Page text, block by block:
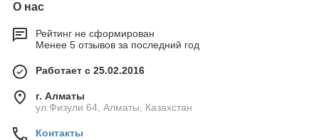
О нас
Рейтинг не сформирован
Менее 5 отзывов за последний год
Работает с 25.02.2016
г. Алматы
ул.Физули 64, Алматы, Казахстан
Контакты